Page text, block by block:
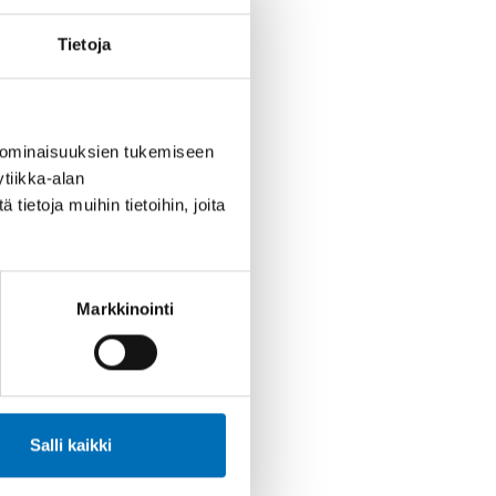
Tietoja
tukemiseen
alan
tietoja muihin tietoihin, joita
Markkinointi
Salli kaikki